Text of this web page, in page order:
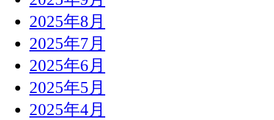
2025年8月
2025年7月
2025年6月
2025年5月
2025年4月